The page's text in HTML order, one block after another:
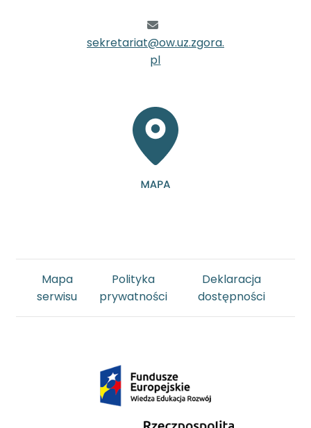
sekretariat@ow.uz.zgora.
pl
Mapa
serwisu
Polityka
prywatności
Deklaracja
dostępności